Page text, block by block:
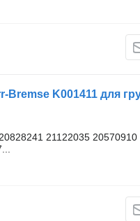
21122035 20570910